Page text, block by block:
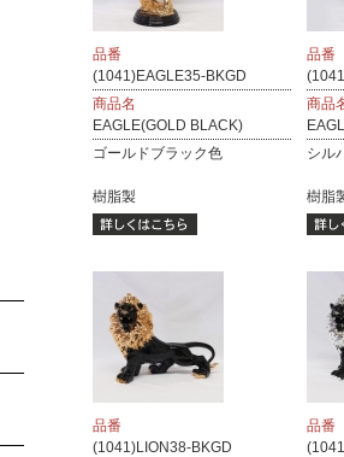
品番
(1041)EAGLE35-BKGD
商品名
EAGLE(GOLD BLACK)
ゴールドブラック色
樹脂製
品番
商品
シル
樹脂
品番
(1041)LION38-BKGD
品番